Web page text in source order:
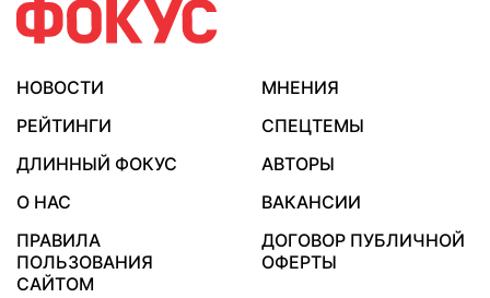
НОВОСТИ
МНЕНИЯ
РЕЙТИНГИ
СПЕЦТЕМЫ
ДЛИННЫЙ ФОКУС
АВТОРЫ
О НАС
ВАКАНСИИ
ПРАВИЛА
ПОЛЬЗОВАНИЯ
САЙТОМ
ДОГОВОР ПУБЛИЧНОЙ
ОФЕРТЫ